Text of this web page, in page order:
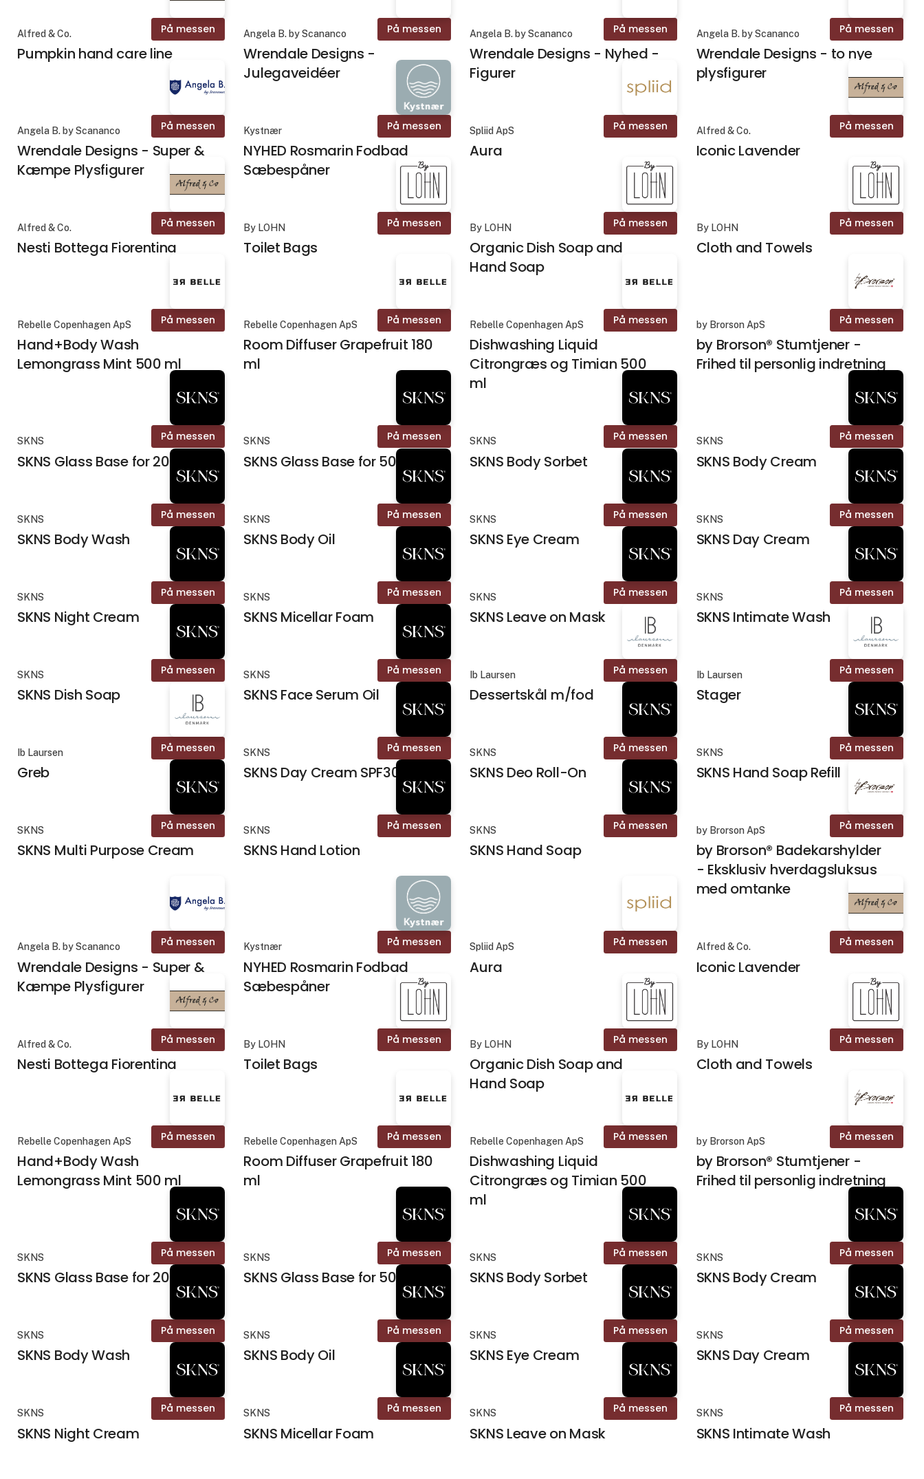
På messen
Alfred & Co.
Pumpkin hand care line
På messen
Angela B. by Scananco
Wrendale Designs -
Julegaveidéer
På messen
Angela B. by Scananco
Wrendale Designs - Nyhed -
Figurer
På messen
Angela B. by Scananco
Wrendale Designs - to nye
plysfigurer
På messen
Angela B. by Scananco
Wrendale Designs - Super &
Kæmpe Plysfigurer
På messen
Kystnær
NYHED Rosmarin Fodbad
Sæbespåner
På messen
Spliid ApS
Aura
På messen
Alfred & Co.
Iconic Lavender
På messen
Alfred & Co.
Nesti Bottega Fiorentina
På messen
By LOHN
Toilet Bags
På messen
By LOHN
Organic Dish Soap and
Hand Soap
På messen
By LOHN
Cloth and Towels
På messen
Rebelle Copenhagen ApS
Hand+Body Wash
Lemongrass Mint 500 ml
På messen
Rebelle Copenhagen ApS
Room Diffuser Grapefruit 180
ml
På messen
Rebelle Copenhagen ApS
Dishwashing Liquid
Citrongræs og Timian 500
ml
På messen
by Brorson ApS
by Brorson® Stumtjener -
Frihed til personlig indretning
På messen
SKNS
SKNS Glass Base for 200 ml
På messen
SKNS
SKNS Glass Base for 500 ml
På messen
SKNS
SKNS Body Sorbet
På messen
SKNS
SKNS Body Cream
På messen
SKNS
SKNS Body Wash
På messen
SKNS
SKNS Body Oil
På messen
SKNS
SKNS Eye Cream
På messen
SKNS
SKNS Day Cream
På messen
SKNS
SKNS Night Cream
På messen
SKNS
SKNS Micellar Foam
På messen
SKNS
SKNS Leave on Mask
På messen
SKNS
SKNS Intimate Wash
På messen
SKNS
SKNS Dish Soap
På messen
SKNS
SKNS Face Serum Oil
På messen
Ib Laursen
Dessertskål m/fod
På messen
Ib Laursen
Stager
På messen
Ib Laursen
Greb
På messen
SKNS
SKNS Day Cream SPF30
På messen
SKNS
SKNS Deo Roll-On
På messen
SKNS
SKNS Hand Soap Refill
På messen
SKNS
SKNS Multi Purpose Cream
På messen
SKNS
SKNS Hand Lotion
På messen
SKNS
SKNS Hand Soap
På messen
by Brorson ApS
by Brorson® Badekarshylder
- Eksklusiv hverdagsluksus
med omtanke
På messen
Angela B. by Scananco
Wrendale Designs - Super &
Kæmpe Plysfigurer
På messen
Kystnær
NYHED Rosmarin Fodbad
Sæbespåner
På messen
Spliid ApS
Aura
På messen
Alfred & Co.
Iconic Lavender
På messen
Alfred & Co.
Nesti Bottega Fiorentina
På messen
By LOHN
Toilet Bags
På messen
By LOHN
Organic Dish Soap and
Hand Soap
På messen
By LOHN
Cloth and Towels
På messen
Rebelle Copenhagen ApS
Hand+Body Wash
Lemongrass Mint 500 ml
På messen
Rebelle Copenhagen ApS
Room Diffuser Grapefruit 180
ml
På messen
Rebelle Copenhagen ApS
Dishwashing Liquid
Citrongræs og Timian 500
ml
På messen
by Brorson ApS
by Brorson® Stumtjener -
Frihed til personlig indretning
På messen
SKNS
SKNS Glass Base for 200 ml
På messen
SKNS
SKNS Glass Base for 500 ml
På messen
SKNS
SKNS Body Sorbet
På messen
SKNS
SKNS Body Cream
På messen
SKNS
SKNS Body Wash
På messen
SKNS
SKNS Body Oil
På messen
SKNS
SKNS Eye Cream
På messen
SKNS
SKNS Day Cream
På messen
SKNS
SKNS Night Cream
På messen
SKNS
SKNS Micellar Foam
På messen
SKNS
SKNS Leave on Mask
På messen
SKNS
SKNS Intimate Wash